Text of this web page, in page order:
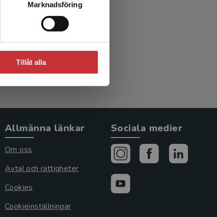
Marknadsföring
Tillåt alla
Allmänna länkar
Om oss
Avtal och rättigheter
Cookies
Cookieinställningar
Sociala medier